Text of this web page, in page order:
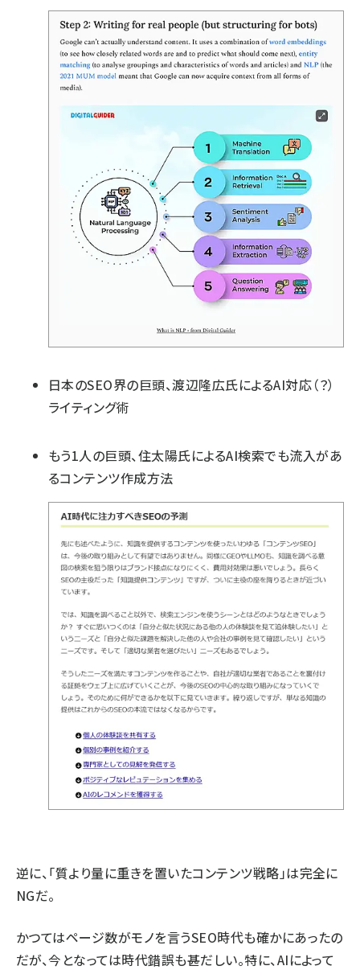
日本のSEO界の巨頭、渡辺隆広氏によるAI対応（？）
ライティング術
もう1人の巨頭、住太陽氏によるAI検索でも流入があ
るコンテンツ作成方法
逆に、 「質より量に重きを置いたコンテンツ戦略」は完全に
NGだ。
かつてはページ数がモノを言うSEO時代も確かにあったの
だが、今となっては時代錯誤も甚だしい。特に、AIによって